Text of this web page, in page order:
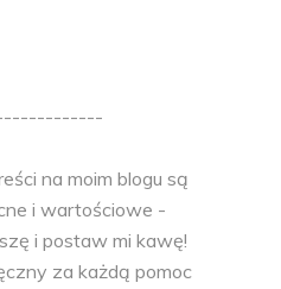
na moim blogu są
i wartościowe -
i postaw mi kawę!
za każdą pomoc